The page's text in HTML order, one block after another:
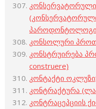
კონსოლური
კონსტრუირება
construere)
კონტაქტი
კონტრაქტურა
კონტრაცეპციის